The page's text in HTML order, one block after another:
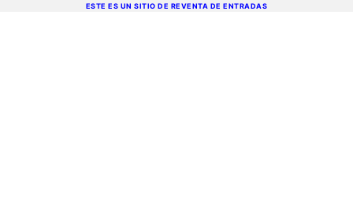
ESTE ES UN SITIO DE REVENTA DE ENTRADAS